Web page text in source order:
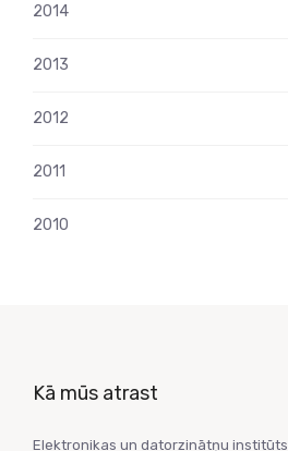
2014
2013
2012
2011
2010
Kā mūs atrast
Elektronikas un datorzinātņu institūts